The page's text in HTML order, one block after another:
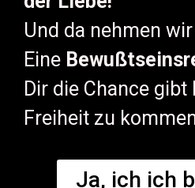
Und da nehmen
Eine
Dir die Chance
Freiheit zu
Ja, ich ich